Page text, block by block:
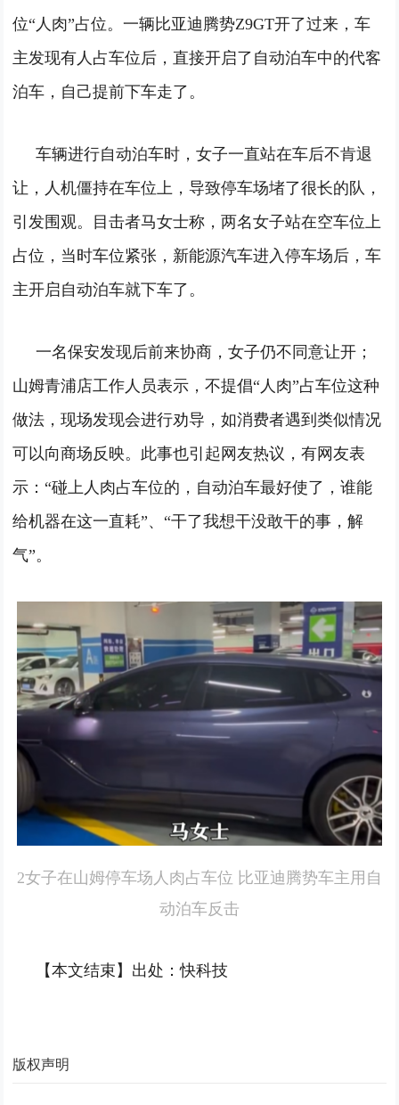
位“人肉”占位。一辆比亚迪腾势Z9GT开了过来，车
主发现有人占车位后，直接开启了自动泊车中的代客
泊车，自己提前下车走了。
车辆进行自动泊车时，女子一直站在车后不肯退
让，人机僵持在车位上，导致停车场堵了很长的队，
引发围观。
目击者马女士称，两名女子站在空车位上
占位，当时车位紧张，新能源汽车进入停车场后，车
主开启自动泊车就下车了。
一名保安发现后前来协商，女子仍不同意让开；
山姆青浦店工作人员表示，不提倡“人肉”占车位这种
做法，现场发现会进行劝导，如消费者遇到类似情况
可以向商场反映。 此事也引起网友热议，有网友表
示：“碰上人肉占车位的，自动泊车最好使了，谁能
给机器在这一直耗”、“干了我想干没敢干的事，解
气”。
2女子在山姆停车场人肉占车位 比亚迪腾势车主用自
动泊车反击
【本文结束】出处：快科技
版权声明